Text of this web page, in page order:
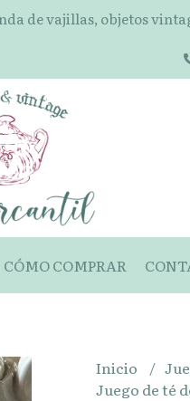
de vajillas, objetos
CÓMO COMPRAR
Inicio
Juego de té